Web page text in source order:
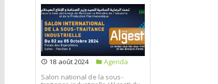
18 août 2024
Agenda
Salon national de la sous-